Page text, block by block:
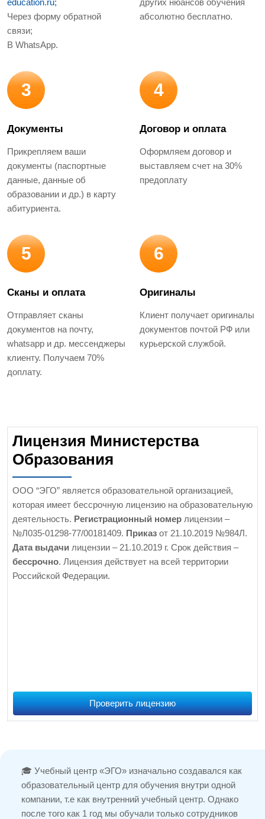
Через форму обратной
связи;
В WhatsApp.
абсолютно бесплатно.
3
Документы
Прикрепляем ваши
документы (паспортные
данные, данные об
образовании и др.) в карту
абитуриента.
4
Договор и оплата
Оформляем договор и
выставляем счет на 30%
предоплату
5
Сканы и оплата
Отправляет сканы
документов на почту,
whatsapp и др. мессенджеры
клиенту. Получаем 70%
доплату.
6
Оригиналы
Клиент получает оригиналы
документов почтой РФ или
курьерской службой.
Лицензия Министерства
Образования
ООО “ЭГО” является образовательной организацией,
которая имеет бессрочную лицензию на образовательную
деятельность. Регистрационный номер лицензии –
№Л035-01298-77/00181409. Приказ от 21.10.2019 №984Л.
Дата выдачи лицензии – 21.10.2019 г. Срок действия –
бессрочно. Лицензия действует на всей территории
Российской Федерации.
Проверить лицензию
🎓 Учебный центр «ЭГО» изначально создавался как
образовательный центр для обучения внутри одной
компании, т.е как внутренний учебный центр. Однако
после того как 1 год мы обучали только сотрудников